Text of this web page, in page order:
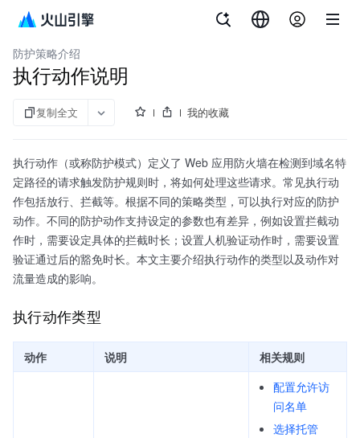
Web应用防火墙
防护策略介绍
执行动作说明
复制全文 我的收藏
执行动作（或称防护模式）定义了 Web 应用防火墙在检测到域名特
定路径的请求触发防护规则时，将如何处理这些请求。常见执行动
作包括放行、拦截等。根据不同的策略类型，可以执行对应的防护
动作。不同的防护动作支持设定的参数也有差异，例如设置拦截动
作时，需要设定具体的拦截时长；设置人机验证动作时，需要设置
验证通过后的豁免时长。本文主要介绍执行动作的类型以及动作对
流量造成的影响。
执行动作类型
动作 说明 相关规则
配置允许访
问名单
选择托管